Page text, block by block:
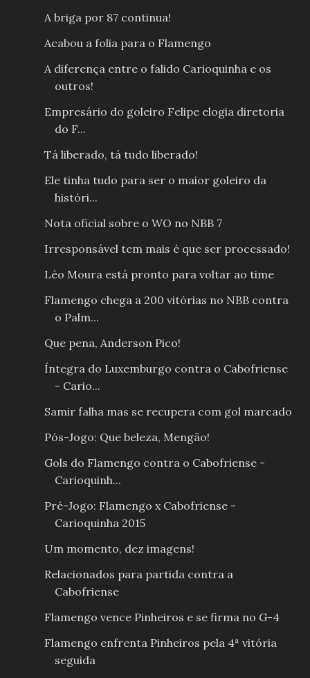
A briga por 87 continua!
Acabou a folia para o Flamengo
A diferença entre o falido Carioquinha e os
outros!
Empresário do goleiro Felipe elogia diretoria
do F...
Tá liberado, tá tudo liberado!
Ele tinha tudo para ser o maior goleiro da
históri...
Nota oficial sobre o WO no NBB 7
Irresponsável tem mais é que ser processado!
Léo Moura está pronto para voltar ao time
Flamengo chega a 200 vitórias no NBB contra
o Palm...
Que pena, Anderson Pico!
Íntegra do Luxemburgo contra o Cabofriense
- Cario...
Samir falha mas se recupera com gol marcado
Pós-Jogo: Que beleza, Mengão!
Gols do Flamengo contra o Cabofriense -
Carioquinh...
Pré-Jogo: Flamengo x Cabofriense -
Carioquinha 2015
Um momento, dez imagens!
Relacionados para partida contra a
Cabofriense
Flamengo vence Pinheiros e se firma no G-4
Flamengo enfrenta Pinheiros pela 4ª vitória
seguida